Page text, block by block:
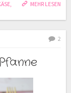
MEHR LESEN
,
2